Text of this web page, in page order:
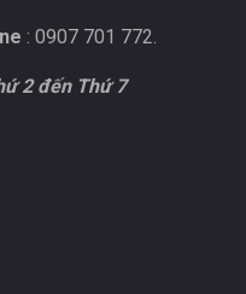
: 0907 701 772.
2 đến Thứ 7